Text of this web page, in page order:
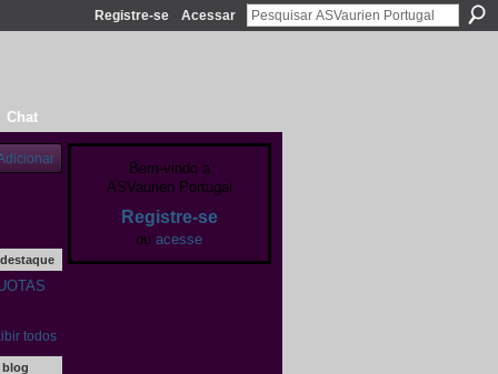
Registre-se Acessar
Chat
todos
blog
Bem-vindo a
ASVaurien Portugal
Registre-se
ou acesse